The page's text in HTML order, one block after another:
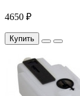
4650 ₽
Купить